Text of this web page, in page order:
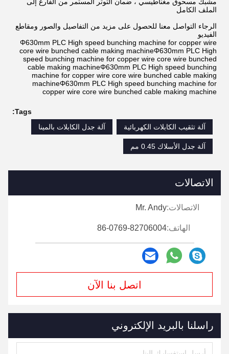
الملف الكامل
الرجاء التواصل معنا للحصول على مزيد من التفاصيل والصور ومقاطع
الفيديو
Φ630mm PLC High speed bunching machine for copper wire
core wire bunched cable making machineΦ630mm PLC High
speed bunching machine for copper wire core wire bunched
cable making machineΦ630mm PLC High speed bunching
machine for copper wire core wire bunched cable making
machineΦ630mm PLC High speed bunching machine for
copper wire core wire bunched cable making machine
Tags:
آلة تثقيب الكابلات الكهربائية
آلة جدل الكابلات بالمينا
آلة جدل الأسلاك 0.45 مم
الاتصالات
الاتصالات:Mr. Andy
الهاتف:86-0769-82706004
اتصل بنا الآن
راسلنا بالبريد الإلكتروني